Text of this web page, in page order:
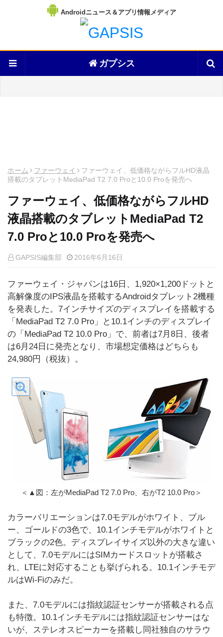
Androidニュース＆アプリ情報メディア
ガプシス
ホーム ファーウェイ
ファーウェイ、低価格ながらフルHD液晶
搭載のタブレットMediaPad T2 7.0 Proと10.0 Proを発売へ
ファーウェイ、低価格ながらフルHD
液晶搭載のタブレットMediaPad T2
7.0 Proと10.0 Proを発売へ
GAPSIS編集部 2016年6月16日
ファーウェイ・ジャパンは16日、1,920×1,200ドットと
高解像度のIPS液晶を搭載するAndroidタブレット2機種
を発表した。7インチサイズのディスプレイを搭載する
「MediaPad T2 7.0 Pro」と10.1インチのディスプレイ
の「MediaPad T2 10.0 Pro」で、前者は7月8日、後者
は6月24日に発売となり、市場想定価格はどちらも
24,980円（税抜）。
＜▲図：左がMediaPad T2 7.0 Pro、右がT2 10.0 Pro＞
カラーバリエーションは7.0モデルがホワイト、ブル
ー、ゴールドの3色で、10.1インチモデルがホワイトと
ブラックの2色。ディスプレイサイズ以外の大きな違い
として、7.0モデルにはSIMカードスロットが搭載さ
れ、LTEに対応することも挙げられる。10.1インチモデ
ルはWi-Fiのみだ。
また、7.0モデルには指紋認証センサーが搭載される点
も特徴。10.1インチモデルには指紋認証センサーはな
いが、ステレオスピーカーを搭載し同社独自のサラウ